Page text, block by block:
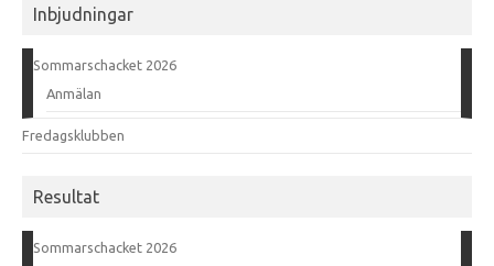
Inbjudningar
Sommarschacket 2026
Anmälan
Fredagsklubben
Resultat
Sommarschacket 2026